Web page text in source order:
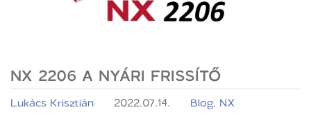
NX 2206 A NYÁRI FRISSÍTŐ
Lukács Krisztián 2022.07.14. Blog, NX